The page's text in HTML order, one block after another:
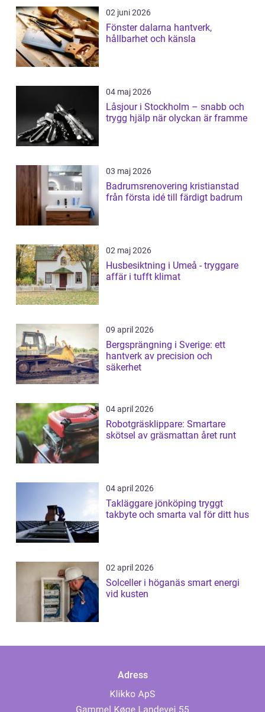
02 juni 2026
Fönster dalarna hantverk,
hållbarhet och känsla
04 maj 2026
Låsjour i Stockholm – snabb och
trygg hjälp när olyckan är framme
03 maj 2026
Badrumsrenovering kristianstad
från första idé till färdigt badrum
02 maj 2026
Husbesiktning i Umeå - tryggare
affär i tufft klimat
09 april 2026
Bergsprängning i Sverige: ett
hantverk av precision och
säkerhet
04 april 2026
Robotgräsklippare: Smartare
skötsel av gräsmattan året runt
04 april 2026
Takläggare jönköping tryggt
takbyte och smarta val för ditt hus
02 april 2026
Solceller i höganäs smart energi
vid kusten
Adress